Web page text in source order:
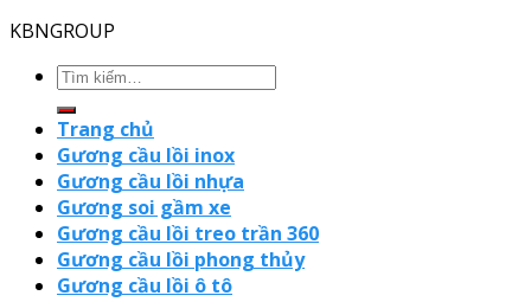
KBNGROUP
Trang chủ
Gương cầu lồi inox
Gương cầu lồi nhựa
Gương soi gầm xe
Gương cầu lồi treo trần 360
Gương cầu lồi phong thủy
Gương cầu lồi ô tô